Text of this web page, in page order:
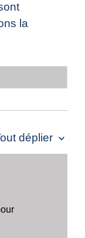
la
déplier keyboard_arrow_down